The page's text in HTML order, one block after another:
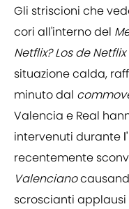
Gli striscioni che
cori all'interno del
Netflix? Los de
situazione calda,
minuto dal
Valencia e Real
intervenuti durante
recentemente
Valenciano
scroscianti